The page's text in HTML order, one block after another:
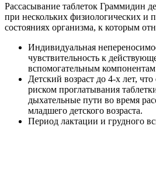
Рассасывание таблеток Граммидин
при нескольких физиологических и
состояниях организма, к которым
Индивидуальная
чувствительность к
вспомогательным компонентам
Детский возраст до 4-х лет,
риском проглатывания
дыхательные пути во время
младшего детского возраста.
Период лактации и грудного